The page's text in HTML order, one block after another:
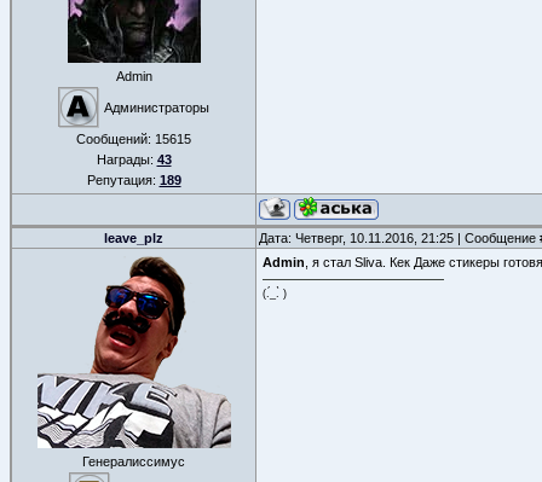
Admin
Администраторы
Сообщений: 15615
Награды: 43
Репутация: 189
leave_plz Дата: Четверг, 10.11.2016, 21:25 | Сообщение
Генералиссимус
Admin , я стал Sliva. Кек Даже стикеры
(.́_.̀ )